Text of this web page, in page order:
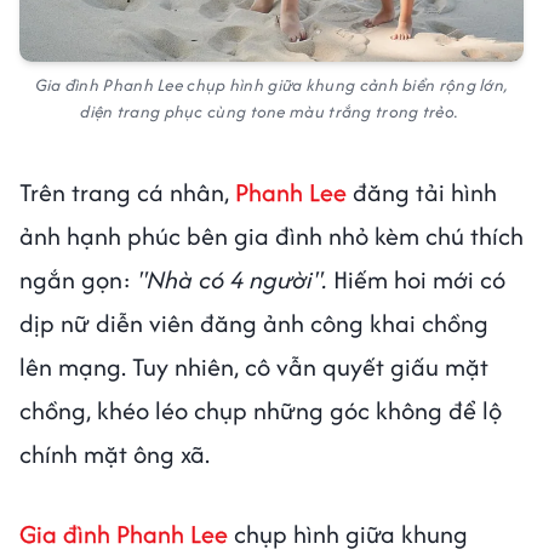
Gia đình Phanh Lee chụp hình giữa khung cảnh biển rộng lớn,
diện trang phục cùng tone màu trắng trong trẻo.
Trên trang cá nhân, Phanh Leeđăng tải hình
ảnh hạnh phúc bên gia đình nhỏ kèm chú thích
ngắn gọn: "Nhà có 4 người". Hiếm hoi mới có
dịp nữ diễn viên đăng ảnh công khai chồng
lên mạng. Tuy nhiên, cô vẫn quyết giấu mặt
chồng, khéo léo chụp những góc không để lộ
chính mặt ông xã.
Gia đình Phanh Leechụp hình giữa khung